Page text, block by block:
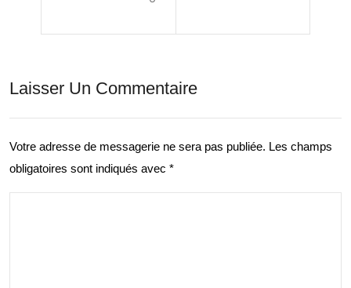
:
Inve
:
Enj
eux
du
Laisser Un Commentaire
Votre adresse de messagerie ne sera pas publiée. Les champs
obligatoires sont indiqués avec *